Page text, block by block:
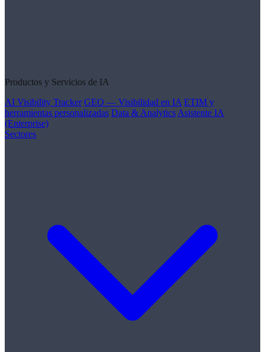
Productos y Servicios de IA
AI Visibility Tracker GEO — Visibilidad en IA ETIM y
herramientas personalizadas Data & Analytics Asistente IA
(Enterprise)
Sectores